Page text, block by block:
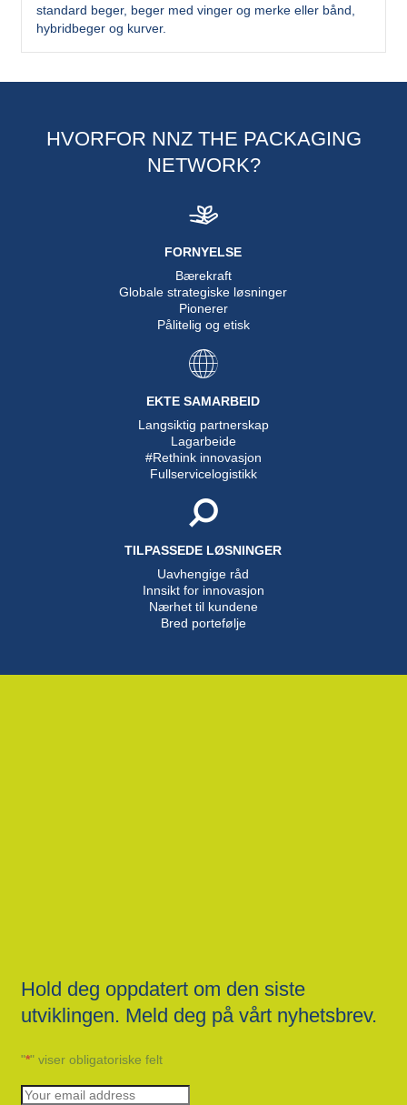
standard beger, beger med vinger og merke eller bånd,
hybridbeger og kurver.
HVORFOR NNZ THE PACKAGING
NETWORK?
FORNYELSE
Bærekraft
Globale strategiske løsninger
Pionerer
Pålitelig og etisk
EKTE SAMARBEID
Langsiktig partnerskap
Lagarbeide
#Rethink innovasjon
Fullservicelogistikk
TILPASSEDE LØSNINGER
Uavhengige råd
Innsikt for innovasjon
Nærhet til kundene
Bred portefølje
Hold deg oppdatert om den siste
utviklingen. Meld deg på vårt nyhetsbrev.
"*" viser obligatoriske felt